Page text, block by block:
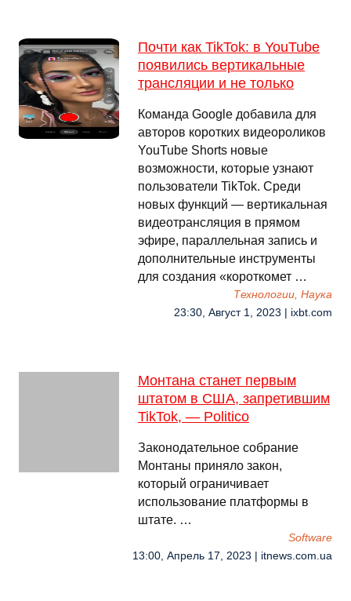
Почти как TikTok: в YouTube
появились вертикальные
трансляции и не только
Команда Google добавила для
авторов коротких видеороликов
YouTube Shorts новые
возможности, которые узнают
пользователи TikTok. Среди
новых функций — вертикальная
видеотрансляция в прямом
эфире, параллельная запись и
дополнительные инструменты
для создания «короткомет …
Технологии, Наука
23:30, Август 1, 2023 | ixbt.com
Монтана станет первым
штатом в США, запретившим
TikTok, — Politico
Законодательное собрание
Монтаны приняло закон,
который ограничивает
использование платформы в
штате. …
Software
13:00, Апрель 17, 2023 | itnews.com.ua